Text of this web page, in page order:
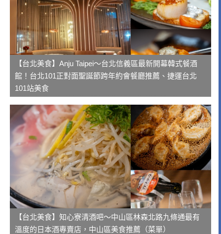
【台北美食】Anju Taipei～台北信義區最新開幕韓式餐酒
館！台北101正對面聖誕節跨年約會餐廳推薦、捷運台北
101站美食
【台北美食】知心寮清酒吧～中山區林森北路九條通最有
溫度的日本酒專賣店，中山區美食推薦（菜單）